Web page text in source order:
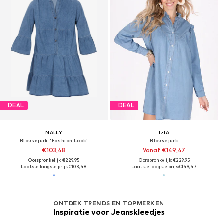
DEAL
NALLY
Blousejurk 'Fashion Look'
€103,48
Oorspronkelijk: €229,95
Laatste laagste prijs:€103,48
DEAL
IZIA
Blousejurk
Vanaf €149,47
Oorspronkelijk: €229,95
Laatste laagste prijs:€149,47
ONTDEK TRENDS EN TOPMERKEN
Inspiratie voor Jeanskleedjes